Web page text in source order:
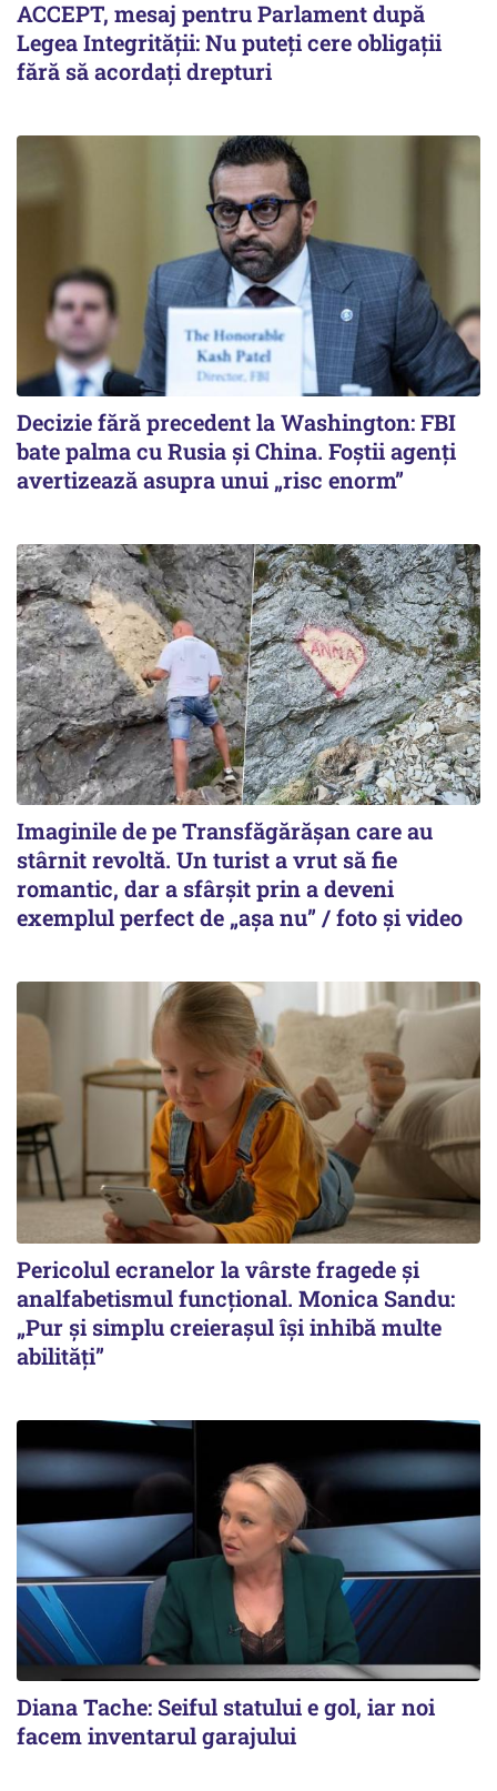
ACCEPT, mesaj pentru Parlament după
Legea Integrității: Nu puteți cere obligații
fără să acordați drepturi
Decizie fără precedent la Washington: FBI
bate palma cu Rusia și China. Foștii agenți
avertizează asupra unui „risc enorm”
Imaginile de pe Transfăgărășan care au
stârnit revoltă. Un turist a vrut să fie
romantic, dar a sfârșit prin a deveni
exemplul perfect de „așa nu” / foto și video
Pericolul ecranelor la vârste fragede și
analfabetismul funcțional. Monica Sandu:
„Pur și simplu creierașul își inhibă multe
abilități”
Diana Tache: Seiful statului e gol, iar noi
facem inventarul garajului